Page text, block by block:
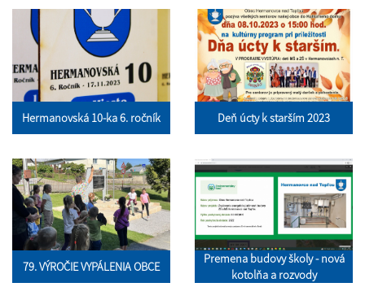
Hermanovská 10-ka 6. ročník Deň úcty k starším 2023
79. VÝROČIE VYPÁLENIA OBCE
Premena budovy školy - nová
kotolňa a rozvody